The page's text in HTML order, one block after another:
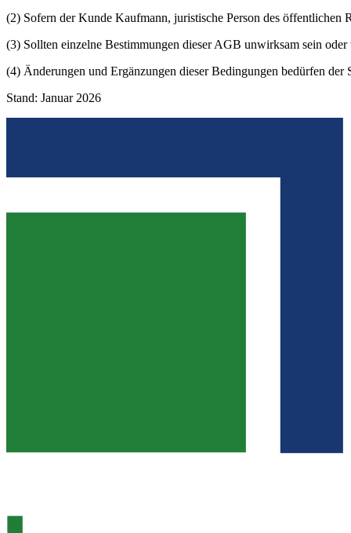
(2) Sofern der Kunde Kaufmann, juristische Person des öffentlichen
(3) Sollten einzelne Bestimmungen dieser AGB unwirksam sein
(4) Änderungen und Ergänzungen dieser Bedingungen bedürfen
Stand: Januar 2026